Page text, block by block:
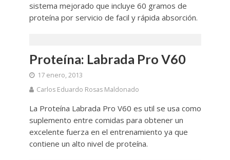
sistema mejorado que incluye 60 gramos de
proteína por servicio de facil y rápida absorción.
Proteína: Labrada Pro V60
17 enero, 2013
Carlos Eduardo Rosas Maldonado
La Proteína Labrada Pro V60 es util se usa como
suplemento entre comidas para obtener un
excelente fuerza en el entrenamiento ya que
contiene un alto nivel de proteína.